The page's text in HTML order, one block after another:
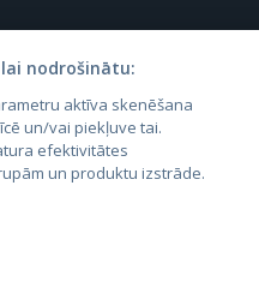
auto24.ee
KV.ee
nodrošinātu:
aktīva skenēšana
un/vai piekļuve tai.
efektivitātes
un produktu izstrāde.